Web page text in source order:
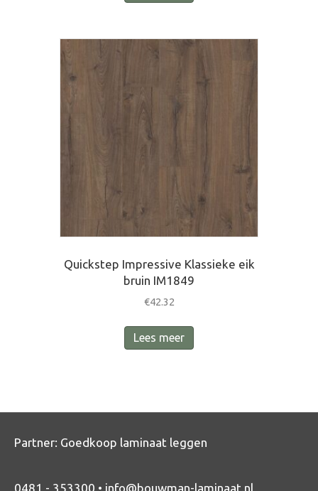
Quickstep Impressive Klassieke eik
bruin IM1849
€42.32
Lees meer
Partner: Goedkoop laminaat leggen
0481 - 353300 • info@bouwman-laminaat.nl